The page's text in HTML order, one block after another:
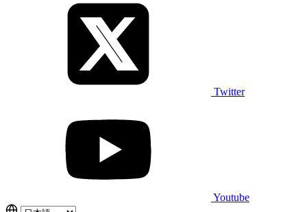
Twitter
Youtube